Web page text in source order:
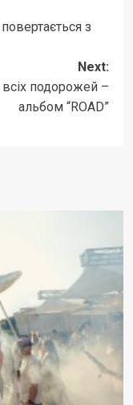
з
Next:
подорожей –
альбом “ROAD”